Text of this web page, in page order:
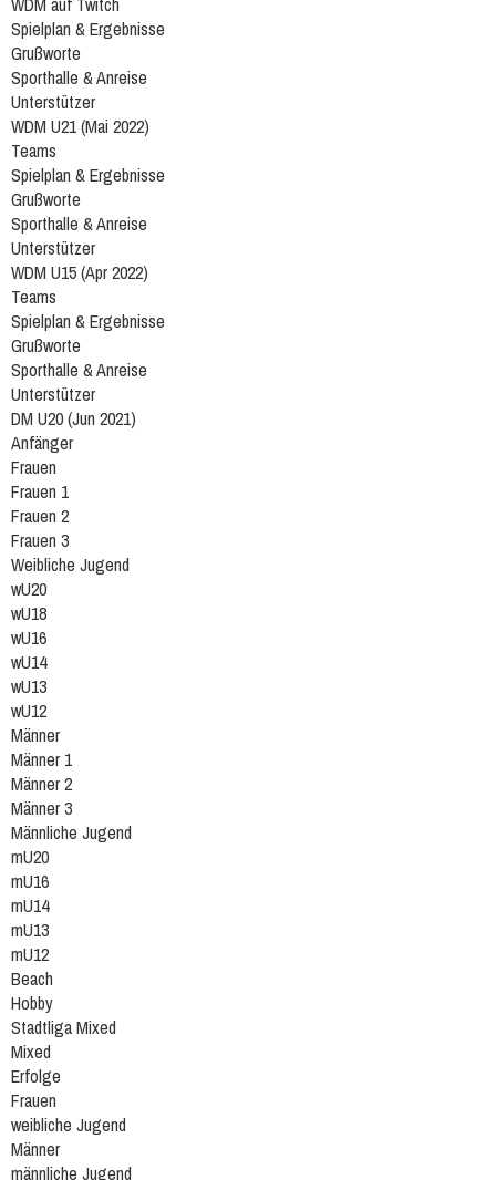
Spielplan & Ergebnisse
Grußworte
Sporthalle & Anreise
Unterstützer
WDM U21 (Mai 2022)
Teams
Spielplan & Ergebnisse
Grußworte
Sporthalle & Anreise
Unterstützer
WDM U15 (Apr 2022)
Teams
Spielplan & Ergebnisse
Grußworte
Sporthalle & Anreise
Unterstützer
DM U20 (Jun 2021)
Anfänger
Frauen
Frauen 1
Frauen 2
Frauen 3
Weibliche Jugend
wU20
wU18
wU16
wU14
wU13
wU12
Männer
Männer 1
Männer 2
Männer 3
Männliche Jugend
mU20
mU16
mU14
mU13
mU12
Beach
Hobby
Stadtliga Mixed
Mixed
Erfolge
Frauen
weibliche Jugend
Männer
männliche Jugend